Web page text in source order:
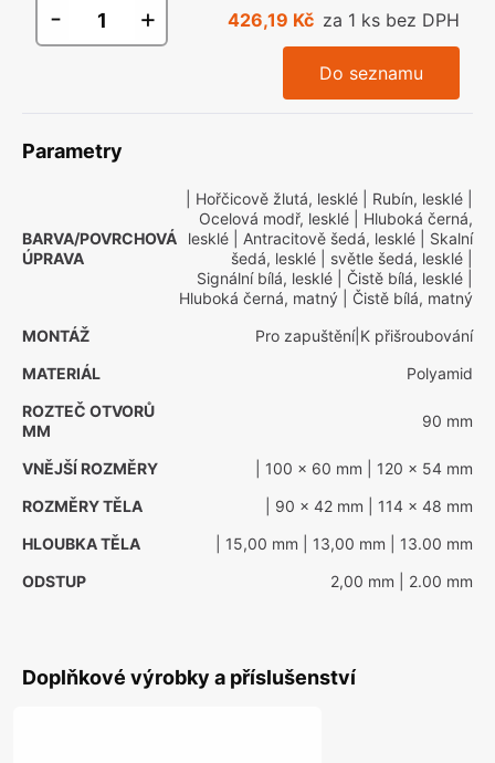
- + 426,19 Kč za 1 ks bez DPH
Do seznamu
Parametry
BARVA/POVRCHOVÁ
ÚPRAVA
| Hořčicově žlutá, lesklé | Rubín, lesklé
Ocelová modř, lesklé | Hluboká černá,
lesklé | Antracitově šedá, lesklé | Skalní
šedá, lesklé | světle šedá, lesklé
Signální bílá, lesklé | Čistě bílá, lesklé
Hluboká černá, matný | Čistě bílá, matný
MONTÁŽ
Pro zapuštění|K přišroubování
MATERIÁL
Polyamid
ROZTEČ OTVORŮ
MM
90 mm
VNĚJŠÍ ROZMĚRY | 100 x 60 mm | 120 x 54 mm
ROZMĚRY TĚLA
| 90 x 42 mm | 114 x 48 mm
HLOUBKA TĚLA
| 15,00 mm | 13,00 mm | 13.00 mm
ODSTUP
2,00 mm | 2.00 mm
Doplňkové výrobky a příslušenství